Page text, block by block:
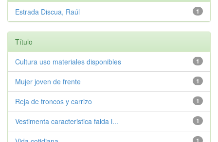
1
Estrada Discua, Raúl
Título
1
Cultura uso materiales disponibles
1
Mujer joven de frente
1
Reja de troncos y carrizo
1
Vestimenta caracteristica falda l...